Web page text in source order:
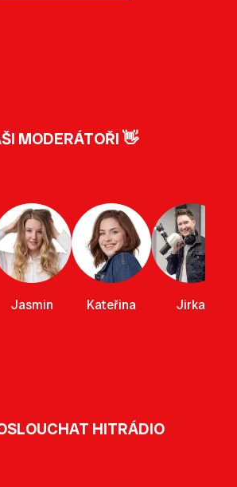
MODERÁTOŘI 👋
Jasmin Kateřina Jirka
HITRÁDIO